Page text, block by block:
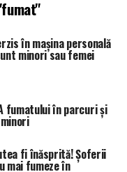
în maşina personală
minori sau femei
fumatului în parcuri şi
fi înăsprită! Șoferii
mai fumeze în